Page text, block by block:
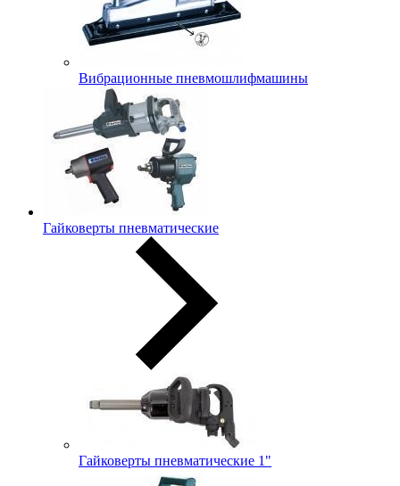
Вибрационные пневмошлифмашины
Гайковерты пневматические
Гайковерты пневматические 1"